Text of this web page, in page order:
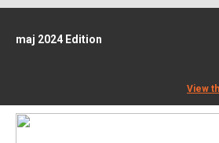
maj 2024 Edition
View